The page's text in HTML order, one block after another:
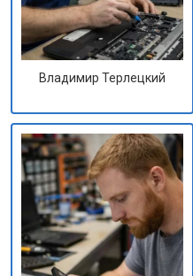
Владимир Терлецкий